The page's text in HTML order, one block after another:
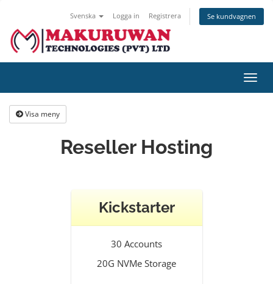
Svenska Logga in Registrera Se kundvagnen
Växla
Visa meny
Reseller Hosting
Kickstarter
30 Accounts
20G NVMe Storage